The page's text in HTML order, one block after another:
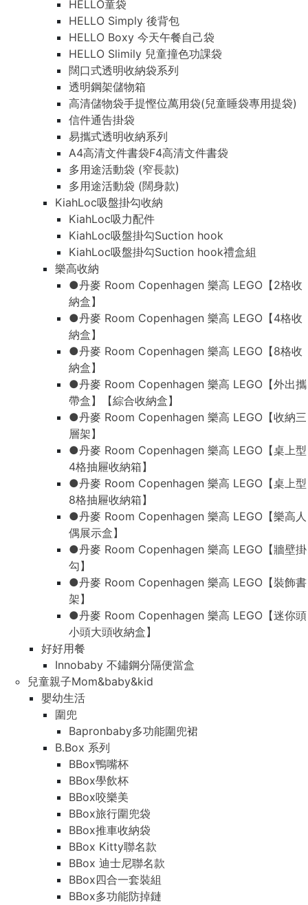
HELLO童袋
HELLO Simply 後背包
HELLO Boxy 今天午餐自己袋
HELLO Slimily 兒童撞色功課袋
闊口式透明收納袋系列
透明鋼架儲物箱
高清儲物袋手提慳位萬用袋(兒童睡袋專用提袋)
信件通告掛袋
易攜式透明收納系列
A4高清文件書袋F4高清文件書袋
多用途活動袋 (窄長款)
多用途活動袋 (闊身款)
KiahLoc吸盤掛勾收納
KiahLoc吸力配件
KiahLoc吸盤掛勾Suction hook
KiahLoc吸盤掛勾Suction hook禮盒組
樂高收納
●丹麥 Room Copenhagen 樂高 LEGO【2格收
納盒】
●丹麥 Room Copenhagen 樂高 LEGO【4格收
納盒】
●丹麥 Room Copenhagen 樂高 LEGO【8格收
納盒】
●丹麥 Room Copenhagen 樂高 LEGO【外出攜
帶盒】【綜合收納盒】
●丹麥 Room Copenhagen 樂高 LEGO【收納三
層架】
●丹麥 Room Copenhagen 樂高 LEGO【桌上型
4格抽屜收納箱】
●丹麥 Room Copenhagen 樂高 LEGO【桌上型
8格抽屜收納箱】
●丹麥 Room Copenhagen 樂高 LEGO【樂高人
偶展示盒】
●丹麥 Room Copenhagen 樂高 LEGO【牆壁掛
勾】
●丹麥 Room Copenhagen 樂高 LEGO【裝飾書
架】
●丹麥 Room Copenhagen 樂高 LEGO【迷你頭
小頭大頭收納盒】
好好用餐
Innobaby 不鏽鋼分隔便當盒
兒童親子Mom&baby&kid
嬰幼生活
圍兜
Bapronbaby多功能圍兜裙
B.Box 系列
BBox鴨嘴杯
BBox學飲杯
BBox咬樂美
BBox旅行圍兜袋
BBox推車收納袋
BBox Kitty聯名款
BBox 迪士尼聯名款
BBox四合一套裝組
BBox多功能防掉鏈